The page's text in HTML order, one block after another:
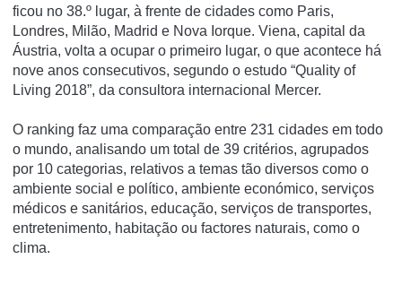
ficou no 38.º lugar, à frente de cidades como Paris,
Londres, Milão, Madrid e Nova Iorque. Viena, capital da
Áustria, volta a ocupar o primeiro lugar, o que acontece há
nove anos consecutivos, segundo o estudo “Quality of
Living 2018”, da consultora internacional Mercer.
O ranking faz uma comparação entre 231 cidades em todo
o mundo, analisando um total de 39 critérios, agrupados
por 10 categorias, relativos a temas tão diversos como o
ambiente social e político, ambiente económico, serviços
médicos e sanitários, educação, serviços de transportes,
entretenimento, habitação ou factores naturais, como o
clima.